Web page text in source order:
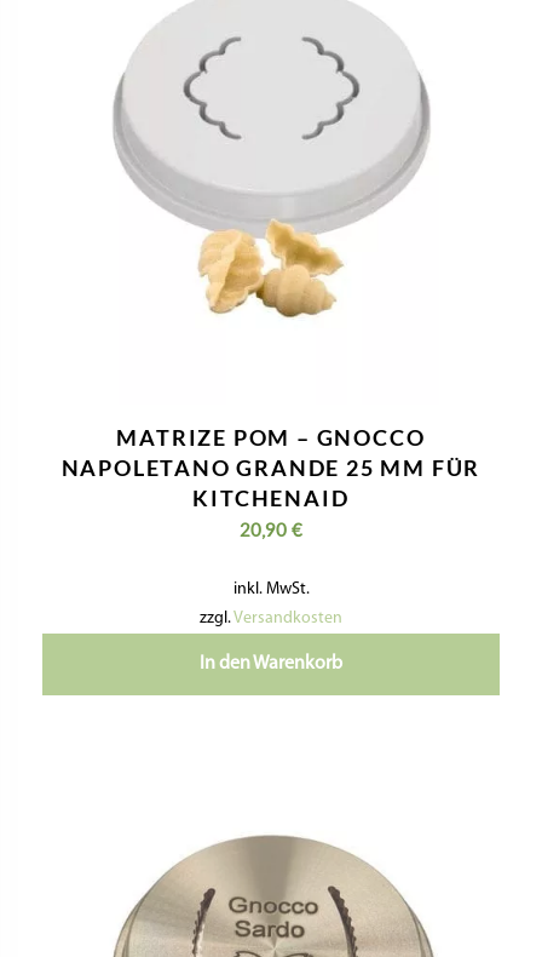
MATRIZE POM – GNOCCO
NAPOLETANO GRANDE 25 MM FÜR
KITCHENAID
20,90 €
inkl. MwSt.
zzgl.Versandkosten
In den Warenkorb